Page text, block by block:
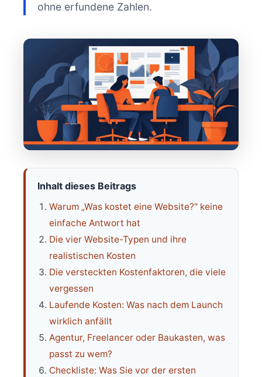
ohne erfundene Zahlen.
Inhalt dieses Beitrags
Warum „Was kostet eine Website?" keine
einfache Antwort hat
Die vier Website-Typen und ihre
realistischen Kosten
Die versteckten Kostenfaktoren, die viele
vergessen
Laufende Kosten: Was nach dem Launch
wirklich anfällt
Agentur, Freelancer oder Baukasten, was
passt zu wem?
Checkliste: Was Sie vor der ersten